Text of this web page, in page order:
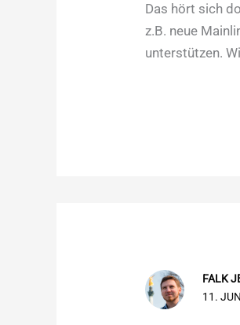
Das hört sich
z.B. neue
unterstützen.
FALK
11.